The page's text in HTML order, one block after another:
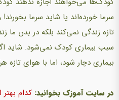
سرما خورده‌اند یا شاید سرما
تازه زندگی نمی‌كند بلكه در بدن ما
سبب بیماری کودک نمی‌شود. شاید
بیماری دچار شود، اما با هوای تازه
در سایت آموزک بخوانید: کدام